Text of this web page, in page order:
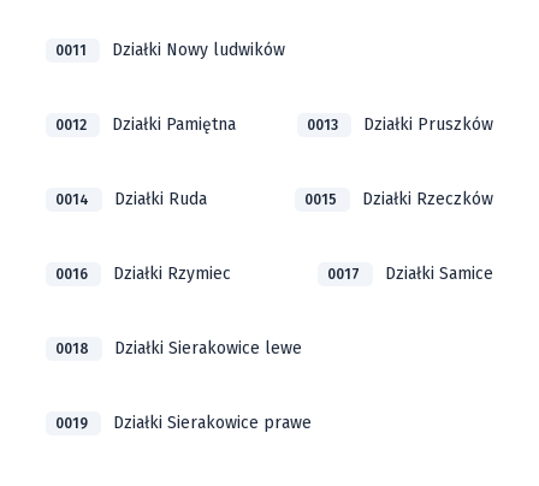
0011 Działki Nowy ludwików
0012 Działki Pamiętna 0013 Działki Pruszków
0014 Działki Ruda 0015 Działki Rzeczków
0016 Działki Rzymiec 0017 Działki Samice
0018 Działki Sierakowice lewe
0019 Działki Sierakowice prawe